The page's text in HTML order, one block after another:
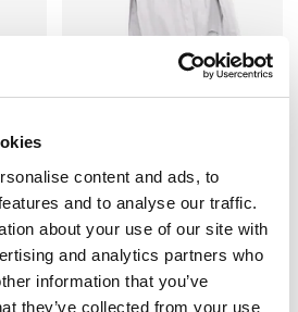
content and ads, to
and to analyse our traffic.
about your use of our site with
and analytics partners who
information that you’ve
they’ve collected from your use
1 200 kr